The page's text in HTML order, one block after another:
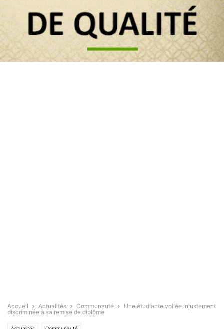
Accueil Actualités Communauté
Une étudiante voilée injustement
discriminée à sa remise de diplôme